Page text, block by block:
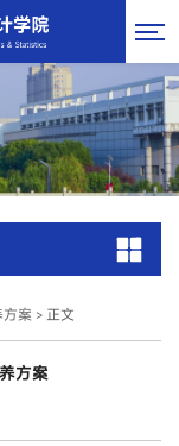
方案 > 正文
方案